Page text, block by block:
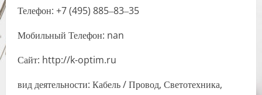
Телефон: +7 (495) 885‒83‒35
Мобильный Телефон: nan
Сайт: http://k-optim.ru
вид деятельности: Кабель / Провод, Светотехника,